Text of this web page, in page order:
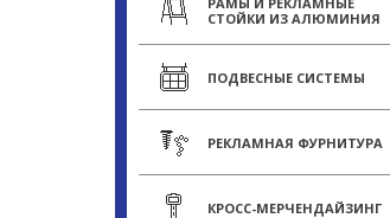
СТОЙКИ ИЗ АЛЮМИНИЯ
ПОДВЕСНЫЕ СИСТЕМЫ
РЕКЛАМНАЯ ФУРНИТУРА
КРОСС-МЕРЧЕНДАЙЗИНГ